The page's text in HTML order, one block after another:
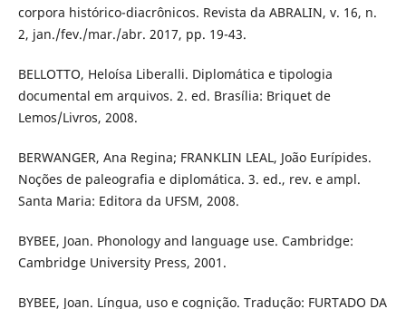
corpora histórico-diacrônicos. Revista da ABRALIN, v. 16, n.
2, jan./fev./mar./abr. 2017, pp. 19-43.
BELLOTTO, Heloísa Liberalli. Diplomática e tipologia
documental em arquivos. 2. ed. Brasília: Briquet de
Lemos/Livros, 2008.
BERWANGER, Ana Regina; FRANKLIN LEAL, João Eurípides.
Noções de paleografia e diplomática. 3. ed., rev. e ampl.
Santa Maria: Editora da UFSM, 2008.
BYBEE, Joan. Phonology and language use. Cambridge:
Cambridge University Press, 2001.
BYBEE, Joan. Língua, uso e cognição. Tradução: FURTADO DA